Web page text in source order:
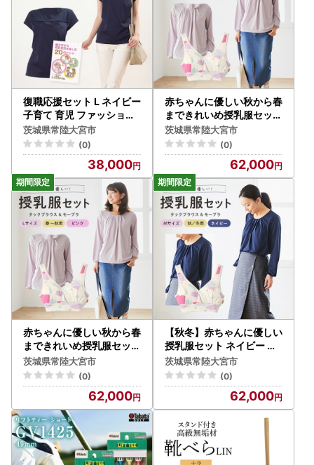
復職応援セット L ネイビー
子育て 育児 ファッション
【マタニティ】【ho0913
】
茨城県常陸大宮市
(0)
38,000
赤ちゃんに優しい秋から春
まできれいめ授乳服セット
ピンク/M トップス 下着 ブ
ラジャー 【マタニティ】
【ho0918】
茨城県常陸大宮市
(0)
62,000
赤ちゃんに優しい秋から春
まできれいめ授乳服セット
ピンク/L トップス 下着 ブ
ラジャー 【マタニティ】
【ho0919】
茨城県常陸大宮市
(0)
62,000
【秋冬】赤ちゃんに優しい
授乳服セット ネイビー M
トップス 下着 ブラジャー
【マタニティ】【ho0920
】
茨城県常陸大宮市
(0)
62,000